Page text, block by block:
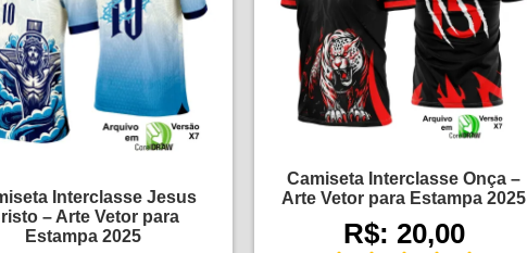
Interclasse Jesus
– Arte Vetor para
Estampa 2025
Camiseta Interclasse Onça –
Arte Vetor para Estampa 2025
R$: 20,00